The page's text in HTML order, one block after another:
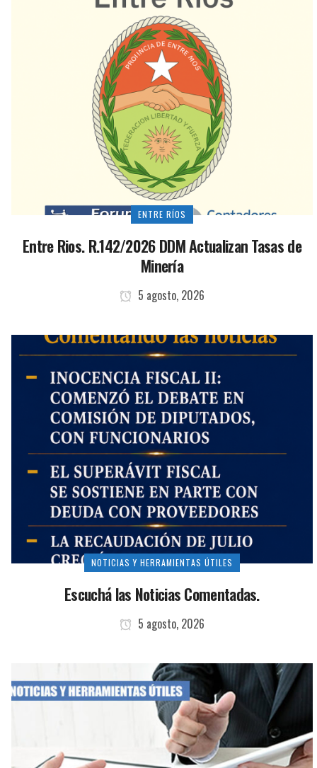
ENTRE RÍOS
Entre Rios. R.142/2026 DDM Actualizan Tasas de
Minería
5 agosto, 2026
NOTICIAS Y HERRAMIENTAS ÚTILES
Escuchá las Noticias Comentadas.
5 agosto, 2026